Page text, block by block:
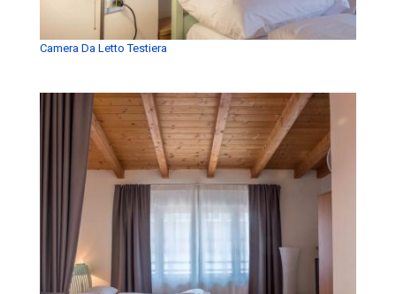
Camera Da Letto Testiera